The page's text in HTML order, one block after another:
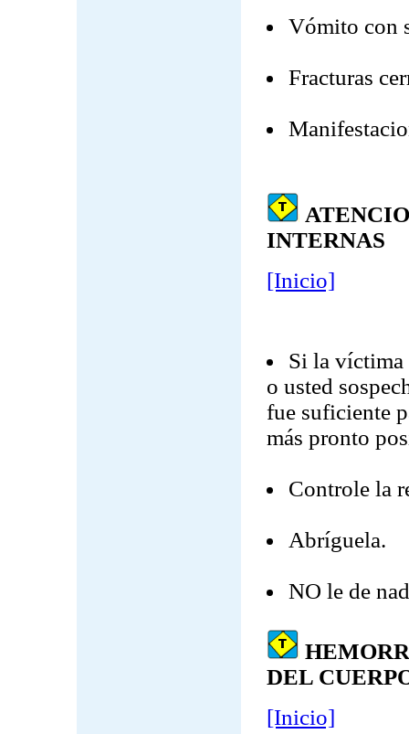
Vómito con
Fracturas
INTERNAS
[Inicio]
Si la víctima
o usted
fue suficiente
más pronto
Controle la
Abríguela.
NO le de
DEL
[Inicio]